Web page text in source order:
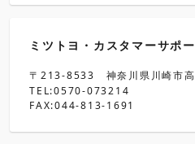
キャリブレーションセン
ミツトヨ・カスタマーサポ
〒213-8533 神奈川県川崎市
TEL:0570-073214
FAX:044-813-1691